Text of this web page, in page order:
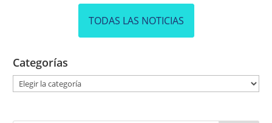
TODAS LAS NOTICIAS
Categorías